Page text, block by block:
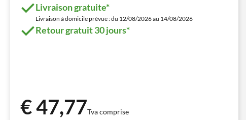
Livraison gratuite*
Livraison à domicile prévue : du 12/08/2026 au 14/08/2026
Retour gratuit 30 jours*
€ 47,77Tva comprise